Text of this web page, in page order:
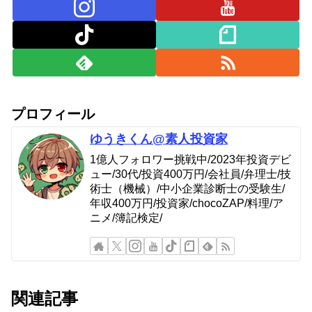
プロフィール
ゆうきくん@素人投資家
1億人フォロワー挑戦中/2023年投資デビ
ュー/30代/投資400万円/会社員/弁理士/技
術士（機械）/中小企業診断士の受験生/
年収400万円/投資家/chocoZAP/料理/ア
ニメ/簿記検定/
関連記事